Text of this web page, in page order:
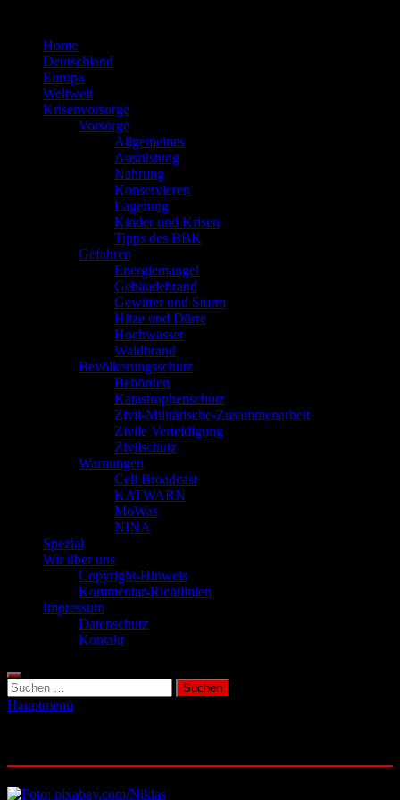
springenHome
Deutschland
Europa
Weltweit
Krisenvorsorge
Vorsorge
Allgemeines
Ausrüstung
Nahrung
Konservieren
Lagerung
Kinder und Krisen
Tipps des BBK
Gefahren
Energiemangel
Gebäudebrand
Gewitter und Sturm
Hitze und Dürre
Hochwasser
Waldbrand
Bevölkerungsschutz
Behörden
Katastrophenschutz
Zivil-Militärische-Zusammenarbeit
Zivile Verteidigung
Zivilschutz
Warnungen
Cell Broadcast
KATWARN
MoWas
NINA
Spezial
Wir über uns
Copyright-Hinweis
Kommentar-Richtlinien
Impressum
Datenschutz
Kontakt
Suchen
nach:
Hauptmenü